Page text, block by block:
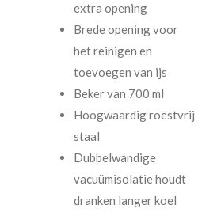
extra opening
Brede opening voor
het reinigen en
toevoegen van ijs
Beker van 700 ml
Hoogwaardig roestvrij
staal
Dubbelwandige
vacuümisolatie houdt
dranken langer koel